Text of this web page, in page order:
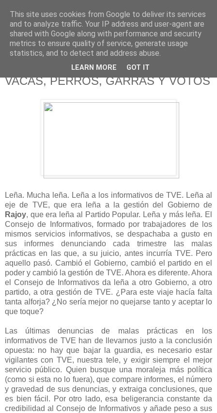
625 RANAS
LA TELEVISIÓN DESDE EL PUNTO DE VISTA BATRACIO
VACAS, PERROS, GARRAS Y VOTOS
Leña. Mucha leña. Leña a los informativos de TVE. Leña al
eje de TVE, que era leña a la gestión del Gobierno de
Rajoy, que era leña al Partido Popular. Leña y más leña. El
Consejo de Informativos, formado por trabajadores de los
mismos servicios informativos, se despachaba a gusto en
sus informes denunciando cada trimestre las malas
prácticas en las que, a su juicio, antes incurría TVE. Pero
aquello pasó. Cambió el Gobierno, cambió el partido en el
poder y cambió la gestión de TVE. Ahora es diferente. Ahora
el Consejo de Informativos da leña a otro Gobierno, a otro
partido, a otra gestión de TVE. ¿Para este viaje hacía falta
tanta alforja? ¿No sería mejor no quejarse tanto y aceptar lo
que toque?
Las últimas denuncias de malas prácticas en los
informativos de TVE han de llevarnos justo a la conclusión
opuesta: no hay que bajar la guardia, es necesario estar
vigilantes con TVE, nuestra tele, y exigir siempre el mejor
servicio público. Quien busque una moraleja más política
(como si esta no lo fuera), que compare informes, el número
y gravedad de sus denuncias, y extraiga conclusiones, que
es bien fácil. Por otro lado, esa beligerancia constante da
credibilidad al Consejo de Informativos y añade peso a sus
This site uses cookies from Google to deliver its services
and to analyze traffic. Your IP address and user-agent are
shared with Google along with performance and security
metrics to ensure quality of service, generate usage
statistics, and to detect and address abuse.
LEARN MORE GOT IT